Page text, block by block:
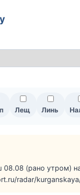
Лещ Линь
(рано утром)
radar/